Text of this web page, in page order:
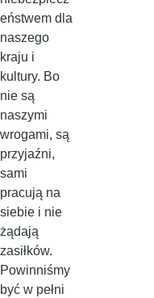
eństwem dla
naszego
kraju i
kultury. Bo
nie są
naszymi
wrogami, są
przyjaźni,
sami
pracują na
siebie i nie
żądają
zasiłków.
Powinniśmy
być w pełni